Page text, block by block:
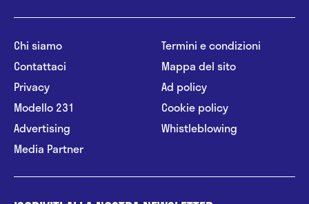
Chi siamo
Contattaci
Privacy
Modello 231
Advertising
Media Partner
Termini e condizioni
Mappa del sito
Ad policy
Cookie policy
Whistleblowing